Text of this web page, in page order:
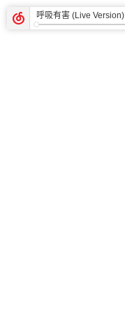
呼吸有害 (Live Version)